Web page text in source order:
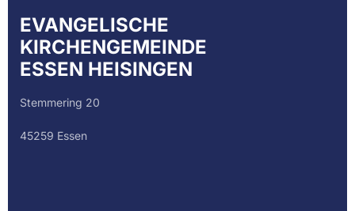
EVANGELISCHE
KIRCHENGEMEINDE
ESSEN HEISINGEN
Stemmering 20
45259 Essen